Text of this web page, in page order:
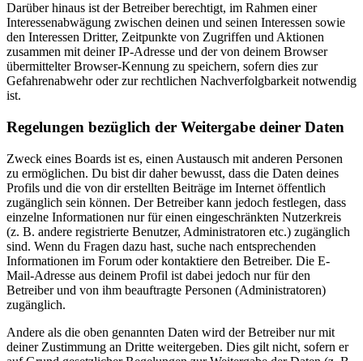
Darüber hinaus ist der Betreiber berechtigt, im Rahmen einer
Interessenabwägung zwischen deinen und seinen Interessen sowie
den Interessen Dritter, Zeitpunkte von Zugriffen und Aktionen
zusammen mit deiner IP-Adresse und der von deinem Browser
übermittelter Browser-Kennung zu speichern, sofern dies zur
Gefahrenabwehr oder zur rechtlichen Nachverfolgbarkeit notwendig
ist.
Regelungen bezüglich der Weitergabe deiner Daten
Zweck eines Boards ist es, einen Austausch mit anderen Personen
zu ermöglichen. Du bist dir daher bewusst, dass die Daten deines
Profils und die von dir erstellten Beiträge im Internet öffentlich
zugänglich sein können. Der Betreiber kann jedoch festlegen, dass
einzelne Informationen nur für einen eingeschränkten Nutzerkreis
(z. B. andere registrierte Benutzer, Administratoren etc.) zugänglich
sind. Wenn du Fragen dazu hast, suche nach entsprechenden
Informationen im Forum oder kontaktiere den Betreiber. Die E-
Mail-Adresse aus deinem Profil ist dabei jedoch nur für den
Betreiber und von ihm beauftragte Personen (Administratoren)
zugänglich.
Andere als die oben genannten Daten wird der Betreiber nur mit
deiner Zustimmung an Dritte weitergeben. Dies gilt nicht, sofern er